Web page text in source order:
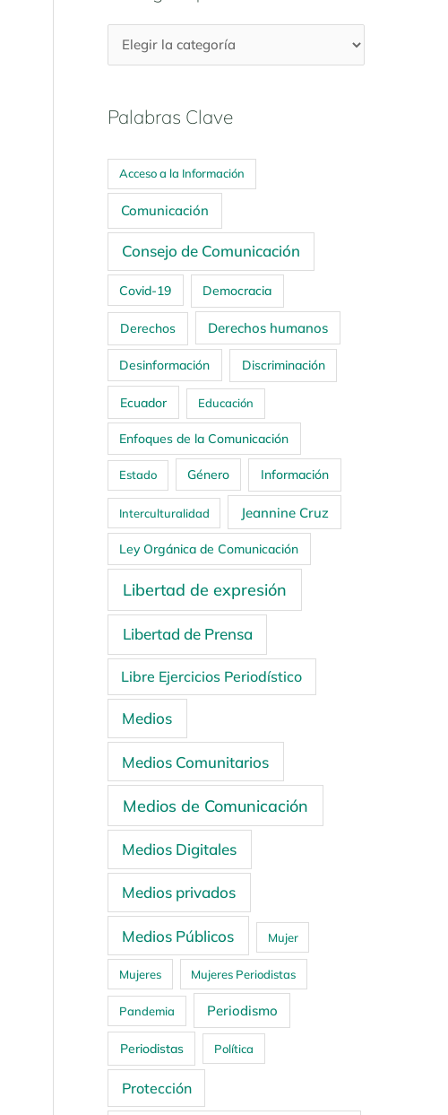
Palabras Clave
Acceso a la Información
Comunicación
Consejo de Comunicación
Covid-19 Democracia
Derechos Derechos humanos
Desinformación Discriminación
Ecuador Educación
Enfoques de la Comunicación
Estado Género Información
Interculturalidad Jeannine Cruz
Ley Orgánica de Comunicación
Libertad de expresión
Libertad de Prensa
Libre Ejercicios Periodístico
Medios
Medios Comunitarios
Medios de Comunicación
Medios Digitales
Medios privados
Medios Públicos Mujer
Mujeres Mujeres Periodistas
Pandemia Periodismo
Periodistas Política
Protección